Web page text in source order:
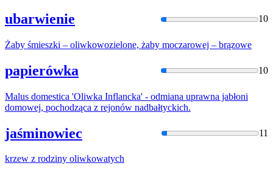
ubarwienie 10
Żaby śmieszki – oliwkowozielone, żaby moczarowej – brązowe
papierówka 10
Malus domestica 'Oliwka Inflancka' - odmiana uprawna jabłoni
domowej, pochodząca z rejonów nadbałtyckich.
jaśminowiec 11
krzew z rodziny oliwkowatych